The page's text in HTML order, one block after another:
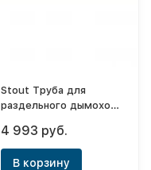
Stout Труба для
раздельного дымохода
(утепленная)
4 993 руб.
В корзину